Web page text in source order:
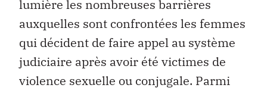
lumière les nombreuses barrières
auxquelles sont confrontées les femmes
qui décident de faire appel au système
judiciaire après avoir été victimes de
violence sexuelle ou conjugale. Parmi